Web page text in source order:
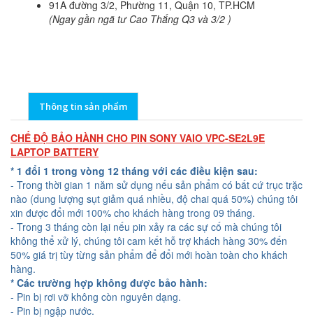
91A đường 3/2, Phường 11, Quận 10, TP.HCM
(Ngay gần ngã tư Cao Thắng Q3 và 3/2 )
Thông tin sản phẩm
CHẾ ĐỘ BẢO HÀNH CHO PIN SONY VAIO VPC-SE2L9E
LAPTOP BATTERY
* 1 đổi 1 trong vòng 12 tháng với các điều kiện sau:
- Trong thời gian 1 năm sử dụng nếu sản phẩm có bất cứ trục trặc
nào (dung lượng sụt giảm quá nhiều, độ chai quá 50%) chúng tôi
xin được đổi mới 100% cho khách hàng trong 09 tháng.
- Trong 3 tháng còn lại nếu pin xảy ra các sự cố mà chúng tôi
không thể xử lý, chúng tôi cam kết hỗ trợ khách hàng 30% đến
50% giá trị tùy từng sản phẩm để đổi mới hoàn toàn cho khách
hàng.
* Các trường hợp không được bảo hành:
- Pin bị rơi vỡ không còn nguyên dạng.
- Pin bị ngập nước.